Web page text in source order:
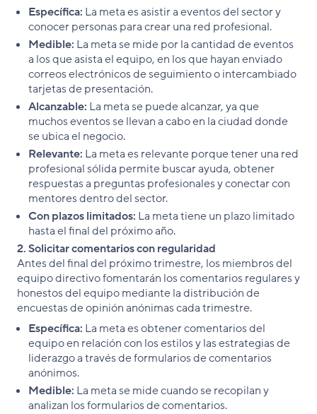
Específica: La meta es asistir a eventos del sector y
conocer personas para crear una red profesional.
Medible: La meta se mide por la cantidad de eventos
a los que asista el equipo, en los que hayan enviado
correos electrónicos de seguimiento o intercambiado
tarjetas de presentación.
Alcanzable: La meta se puede alcanzar, ya que
muchos eventos se llevan a cabo en la ciudad donde
se ubica el negocio.
Relevante: La meta es relevante porque tener una red
profesional sólida permite buscar ayuda, obtener
respuestas a preguntas profesionales y conectar con
mentores dentro del sector.
Con plazos limitados: La meta tiene un plazo limitado
hasta el final del próximo año.
2. Solicitar comentarios con regularidad
Antes del final del próximo trimestre, los miembros del
equipo directivo fomentarán los comentarios regulares y
honestos del equipo mediante la distribución de
encuestas de opinión anónimas cada trimestre.
Específica: La meta es obtener comentarios del
equipo en relación con los estilos y las estrategias de
liderazgo a través de formularios de comentarios
anónimos.
Medible: La meta se mide cuando se recopilan y
analizan los formularios de comentarios.